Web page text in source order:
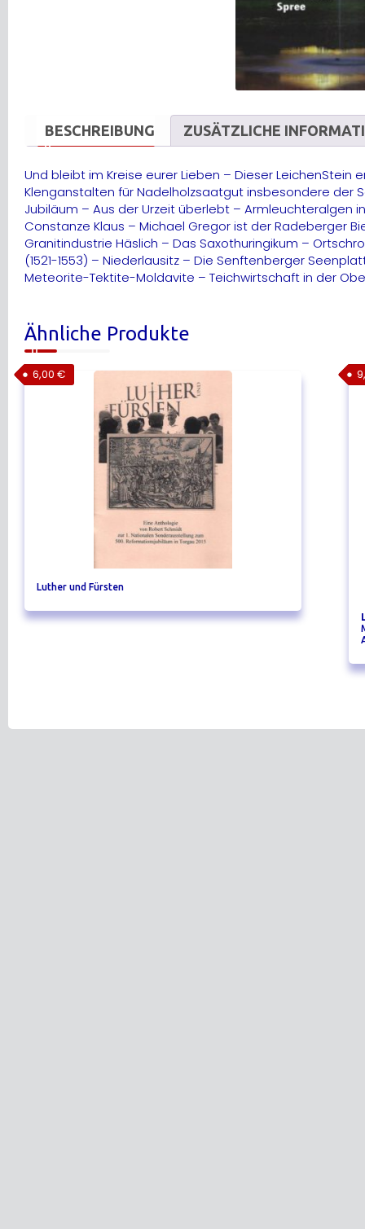
BESCHREIBUNG ZUSÄTZLICHE
Und bleibt im Kreise eurer Lieben – Dieser LeichenStein
Klenganstalten für Nadelholzsaatgut insbesondere der
Jubiläum – Aus der Urzeit überlebt – Armleuchteralgen
Constanze Klaus – Michael Gregor ist der Radeberger
Granitindustrie Häslich – Das Saxothuringikum –
(1521-1553) – Niederlausitz – Die Senftenberger
Meteorite-Tektite-Moldavite – Teichwirtschaft in der
Ähnliche Produkte
Luther und Fürsten
6,00 €